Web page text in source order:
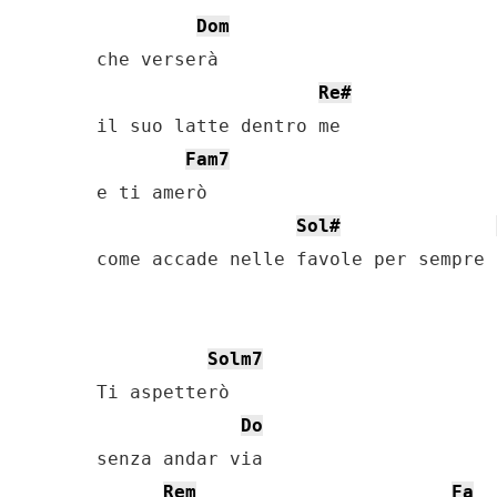
Dom
che verserà
Re#
il suo latte dentro me
Fam7
e ti amerò
Sol#
come accade nelle favole per sempre
Solm7
Ti aspetterò
Do
senza andar via
Rem
Fa